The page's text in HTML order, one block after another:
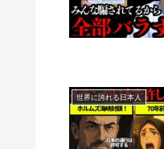
世界に誇れる日本人